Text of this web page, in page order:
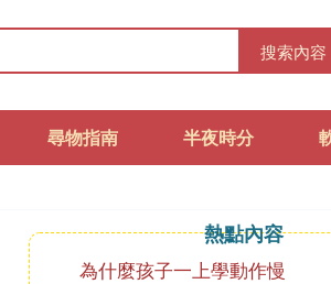
搜索內容
尋物指南 半夜時分
熱點內容
為什麼孩子一上學動作慢